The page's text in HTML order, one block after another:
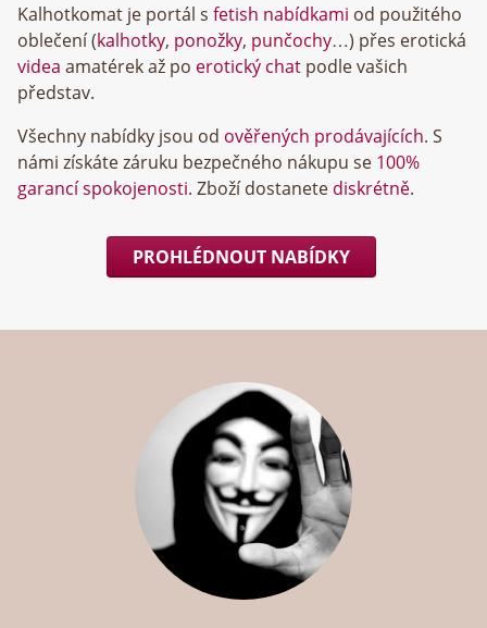
Kalhotkomat je portál s fetish nabídkami od použitého
oblečení (kalhotky, ponožky, punčochy…) přes erotická
videa amatérek až po erotický chat podle vašich
představ.
Všechny nabídky jsou od ověřených prodávajících. S
námi získáte záruku bezpečného nákupu se 100%
garancí spokojenosti. Zboží dostanete diskrétně.
PROHLÉDNOUT NABÍDKY